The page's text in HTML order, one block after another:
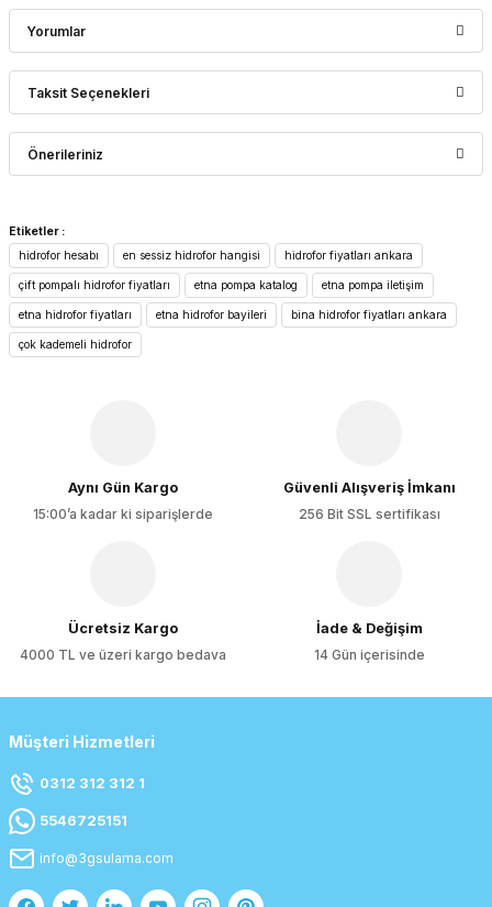
Yorumlar
Bu ürüne ilk yorumu siz yapın!
Taksit Seçenekleri
Önerileriniz
konularda yetersiz gördüğünüz noktaları öneri formunu
kullanarak tarafımıza iletebilirsiniz.
Görüş ve önerileriniz için teşekkür ederiz.
Ürün resmi kalitesiz, bozuk veya görüntülenemiyor.
Etiketler :
hidrofor hesabı
en sessiz hidrofor hangisi hidrofor fiyatları ankara
çift pompalı hidrofor fiyatları etna pompa katalog etna pompa iletişim
etna hidrofor fiyatları etna hidrofor bayileri bina hidrofor fiyatları ankara
çok kademeli hidrofor
Aynı Gün Kargo
15:00’a kadar ki siparişlerde
Güvenli Alışveriş İmkanı
256 Bit SSL sertifikası
Ücretsiz Kargo
4000 TL ve üzeri kargo bedava
İade & Değişim
14 Gün içerisinde
Müşteri Hizmetleri
0312 312 312 1
5546725151
info@3gsulama.com